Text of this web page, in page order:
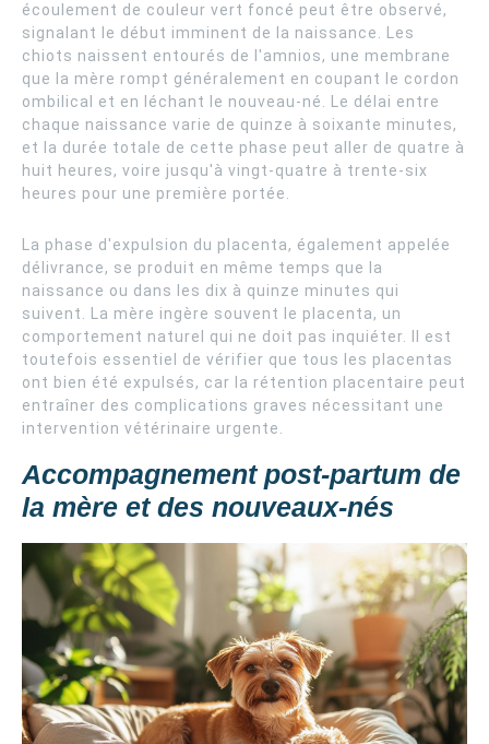
écoulement de couleur vert foncé peut être observé,
signalant le début imminent de la naissance. Les
chiots naissent entourés de l'amnios, une membrane
que la mère rompt généralement en coupant le cordon
ombilical et en léchant le nouveau-né. Le délai entre
chaque naissance varie de quinze à soixante minutes,
et la durée totale de cette phase peut aller de quatre à
huit heures, voire jusqu'à vingt-quatre à trente-six
heures pour une première portée.
La phase d'expulsion du placenta, également appelée
délivrance, se produit en même temps que la
naissance ou dans les dix à quinze minutes qui
suivent. La mère ingère souvent le placenta, un
comportement naturel qui ne doit pas inquiéter. Il est
toutefois essentiel de vérifier que tous les placentas
ont bien été expulsés, car la rétention placentaire peut
entraîner des complications graves nécessitant une
intervention vétérinaire urgente.
Accompagnement post-partum de
la mère et des nouveaux-nés